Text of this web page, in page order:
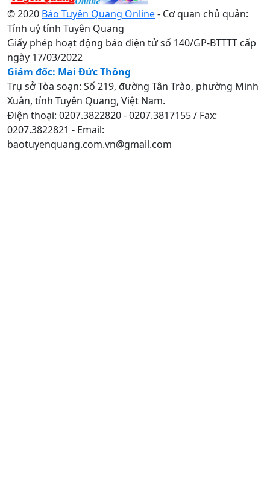
© 2020 Báo Tuyên Quang Online- Cơ quan chủ quản:
Tỉnh uỷ tỉnh Tuyên Quang
Giấy phép hoạt động báo điện tử số 140/GP-BTTTT cấp
ngày 17/03/2022
Giám đốc: Mai Đức Thông
Trụ sở Tòa soạn: Số 219, đường Tân Trào, phường Minh
Xuân, tỉnh Tuyên Quang, Việt Nam.
Điện thoại: 0207.3822820 - 0207.3817155 / Fax:
0207.3822821 - Email:
baotuyenquang.com.vn@gmail.com